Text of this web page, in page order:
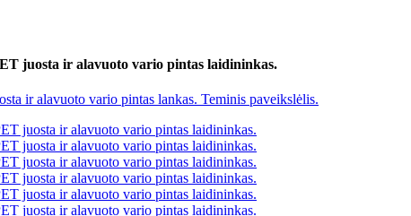
juosta ir alavuoto vario pintas laidininkas.